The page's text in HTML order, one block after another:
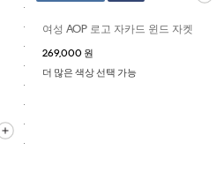
여성 AOP 로고 자카드 윈드 자켓
269,000 원
더 많은 색상 선택 가능